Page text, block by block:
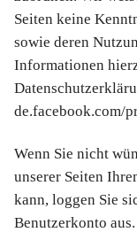
Seiten keine
sowie deren
Informationen
de.facebook.com/
Wenn Sie nicht
unserer Seiten
kann, loggen Sie
Benutzerkonto aus.